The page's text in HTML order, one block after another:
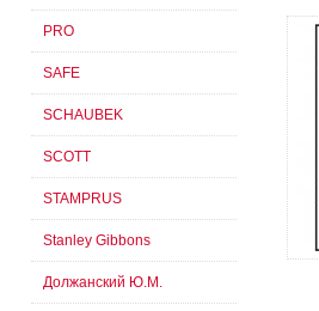
PRO
SAFE
SCHAUBEK
SCOTT
STAMPRUS
Stanley Gibbons
Должанский Ю.М.